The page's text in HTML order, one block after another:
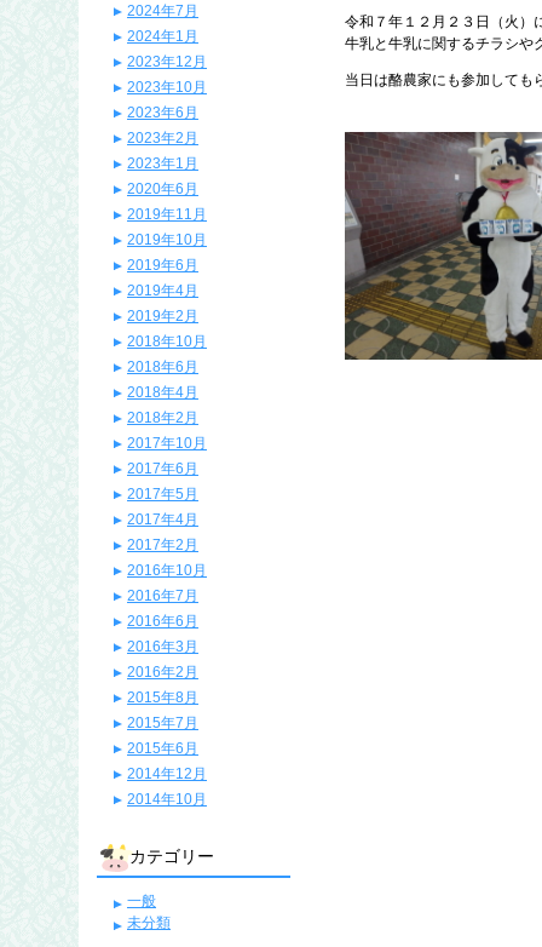
令和７年１２月２３日（火）
牛乳と牛乳に関するチラシや
当日は酪農家にも参加しても
2024年7月
2024年1月
2023年12月
2023年10月
2023年6月
2023年2月
2023年1月
2020年6月
2019年11月
2019年10月
2019年6月
2019年4月
2019年2月
2018年10月
2018年6月
2018年4月
2018年2月
2017年10月
2017年6月
2017年5月
2017年4月
2017年2月
2016年10月
2016年7月
2016年6月
2016年3月
2016年2月
2015年8月
2015年7月
2015年6月
2014年12月
2014年10月
カテゴリー
一般
未分類